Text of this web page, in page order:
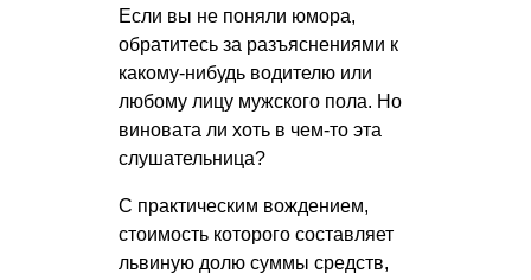
Если вы не поняли юмора,
обратитесь за разъяснениями к
какому-нибудь водителю или
любому лицу мужского пола. Но
виновата ли хоть в чем-то эта
слушательница?
С практическим вождением,
стоимость которого составляет
львиную долю суммы средств,